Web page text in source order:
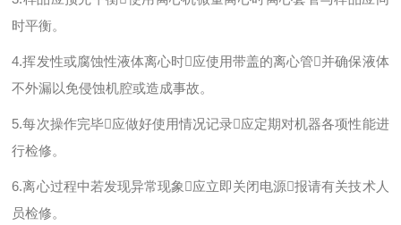
时平衡。
4.挥发性或腐蚀性液体离心时应使用带盖的离心管并确保液体
不外漏以免侵蚀机腔或造成事故。
5.每次操作完毕应做好使用情况记录应定期对机器各项性能进
行检修。
6.离心过程中若发现异常现象应立即关闭电源报请有关技术人
员检修。